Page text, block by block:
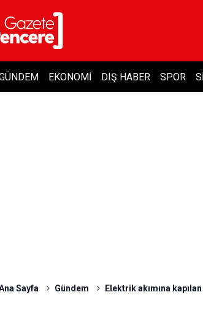
EKONOMI DIŞ HABER SPOR
Sayfa Gündem Elektrik akımına